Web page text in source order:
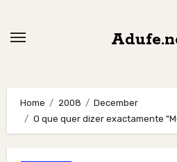
Home 2008
December
O que quer dizer exactamente